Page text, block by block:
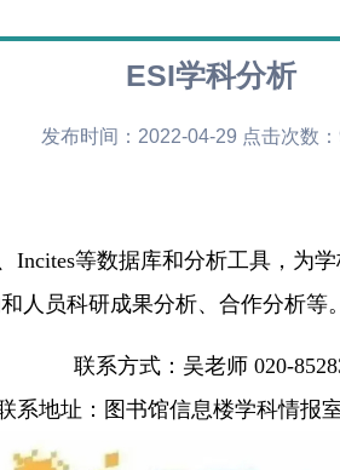
ESI学科分析
发布时间：2022-04-29 点击次数：
Incites等数据库和分析工具，为
人员科研成果分析、合作分析等。
联系方式：吴老师 020-
系地址：图书馆信息楼学科情报室